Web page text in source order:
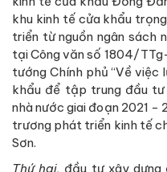
khu kinh tế cửa khẩu
triển từ nguồn ngân sách
tại Công văn số 1804/
tướng Chính phủ “Về
khẩu để tập trung đầu
nhà nước giai đoạn 2021 -
trương phát triển kinh tế
Sơn.
Thứ hai, đầu tư xây